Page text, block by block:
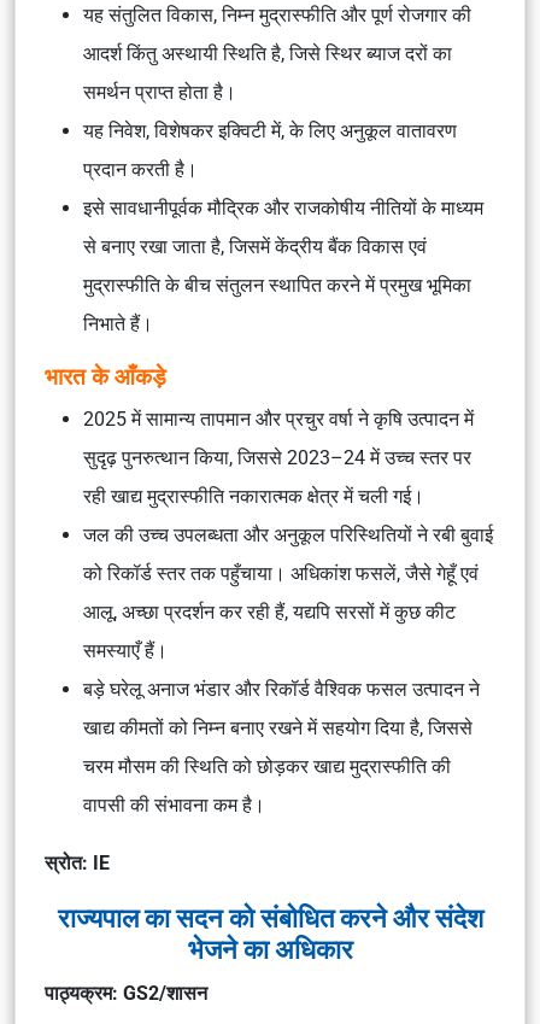
यह संतुलित विकास, निम्न मुद्रास्फीति और पूर्ण रोजगार की
आदर्श किंतु अस्थायी स्थिति है, जिसे स्थिर ब्याज दरों का
समर्थन प्राप्त होता है।
यह निवेश, विशेषकर इक्विटी में, के लिए अनुकूल वातावरण
प्रदान करती है।
इसे सावधानीपूर्वक मौद्रिक और राजकोषीय नीतियों के माध्यम
से बनाए रखा जाता है, जिसमें केंद्रीय बैंक विकास एवं
मुद्रास्फीति के बीच संतुलन स्थापित करने में प्रमुख भूमिका
निभाते हैं।
भारत के आँकड़े
2025 में सामान्य तापमान और प्रचुर वर्षा ने कृषि उत्पादन में
सुदृढ़ पुनरुत्थान किया, जिससे 2023–24 में उच्च स्तर पर
रही खाद्य मुद्रास्फीति नकारात्मक क्षेत्र में चली गई।
जल की उच्च उपलब्धता और अनुकूल परिस्थितियों ने रबी बुवाई
को रिकॉर्ड स्तर तक पहुँचाया। अधिकांश फसलें, जैसे गेहूँ एवं
आलू, अच्छा प्रदर्शन कर रही हैं, यद्यपि सरसों में कुछ कीट
समस्याएँ हैं।
बड़े घरेलू अनाज भंडार और रिकॉर्ड वैश्विक फसल उत्पादन ने
खाद्य कीमतों को निम्न बनाए रखने में सहयोग दिया है, जिससे
चरम मौसम की स्थिति को छोड़कर खाद्य मुद्रास्फीति की
वापसी की संभावना कम है।
स्रोत: IE
राज्यपाल का सदन को संबोधित करने और संदेश
भेजने का अधिकार
पाठ्यक्रम: GS2/शासन